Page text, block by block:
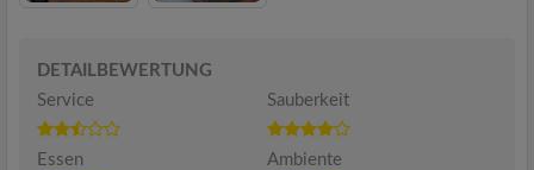
DETAILBEWERTUNG
Service
Sauberkeit
Essen Ambiente